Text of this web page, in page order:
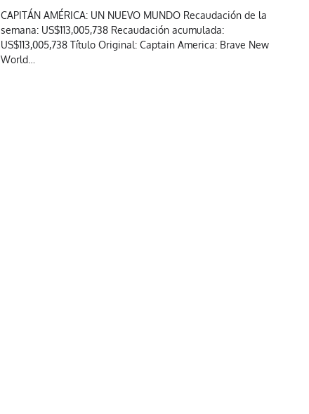
CAPITÁN AMÉRICA: UN NUEVO MUNDO Recaudación de la
semana: US$113,005,738 Recaudación acumulada:
US$113,005,738 Título Original: Captain America: Brave New
World…